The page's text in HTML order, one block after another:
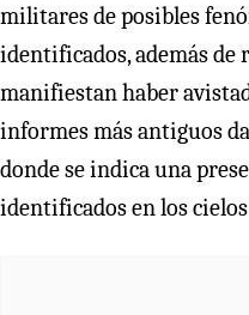
militares de posibles
identificados, además de
manifiestan haber
informes más antiguos
donde se indica una
identificados en los